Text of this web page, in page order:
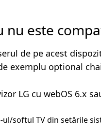
nu este
de pe acest
exemplu optional
LG cu webOS 6.x
softul TV din setările